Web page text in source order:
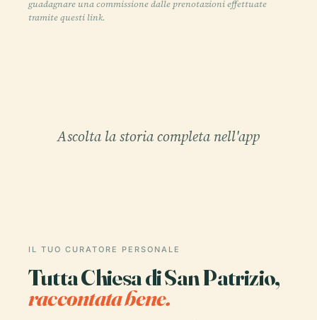
guadagnare una commissione dalle prenotazioni effettuate
tramite questi link.
Ascolta la storia completa nell'app
IL TUO CURATORE PERSONALE
Tutta Chiesa di San Patrizio,
raccontata bene.